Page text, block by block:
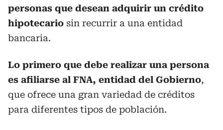
personas que desean adquirir un crédito
hipotecario sin recurrir a una entidad
bancaria.
Lo primero que debe realizar una persona
es afiliarse al FNA, entidad del Gobierno,
que ofrece una gran variedad de créditos
para diferentes tipos de población.